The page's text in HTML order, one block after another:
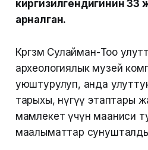
киргизилгендигинин
арналган.
Көргөзмө Сулайман-Тоо
археологиялык музей
уюштурулуп, анда
тарыхы, өнүгүү этаптары
мамлекет үчүн мааниси
маалыматтар